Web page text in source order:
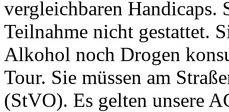
vergleichbaren Handicaps.
Teilnahme nicht gestattet.
Alkohol noch Drogen
Tour. Sie müssen am
(StVO). Es gelten unsere